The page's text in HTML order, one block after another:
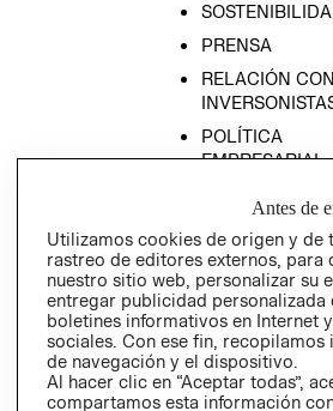
PRENSA
RELACIÓN CON
POLÍTICA
EMPRESARIAL
Antes de
Utilizamos cookies de origen y
rastreo de editores externos,
nuestro sitio web, personalizar su
entregar publicidad personalizada
boletines informativos en Internet
sociales. Con ese fin,
de navegación y el dispositivo.
Al hacer clic en “Aceptar todas”,
compartamos esta información